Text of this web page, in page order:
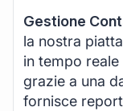
Gestione
la nostra
in tempo
grazie a una
fornisce